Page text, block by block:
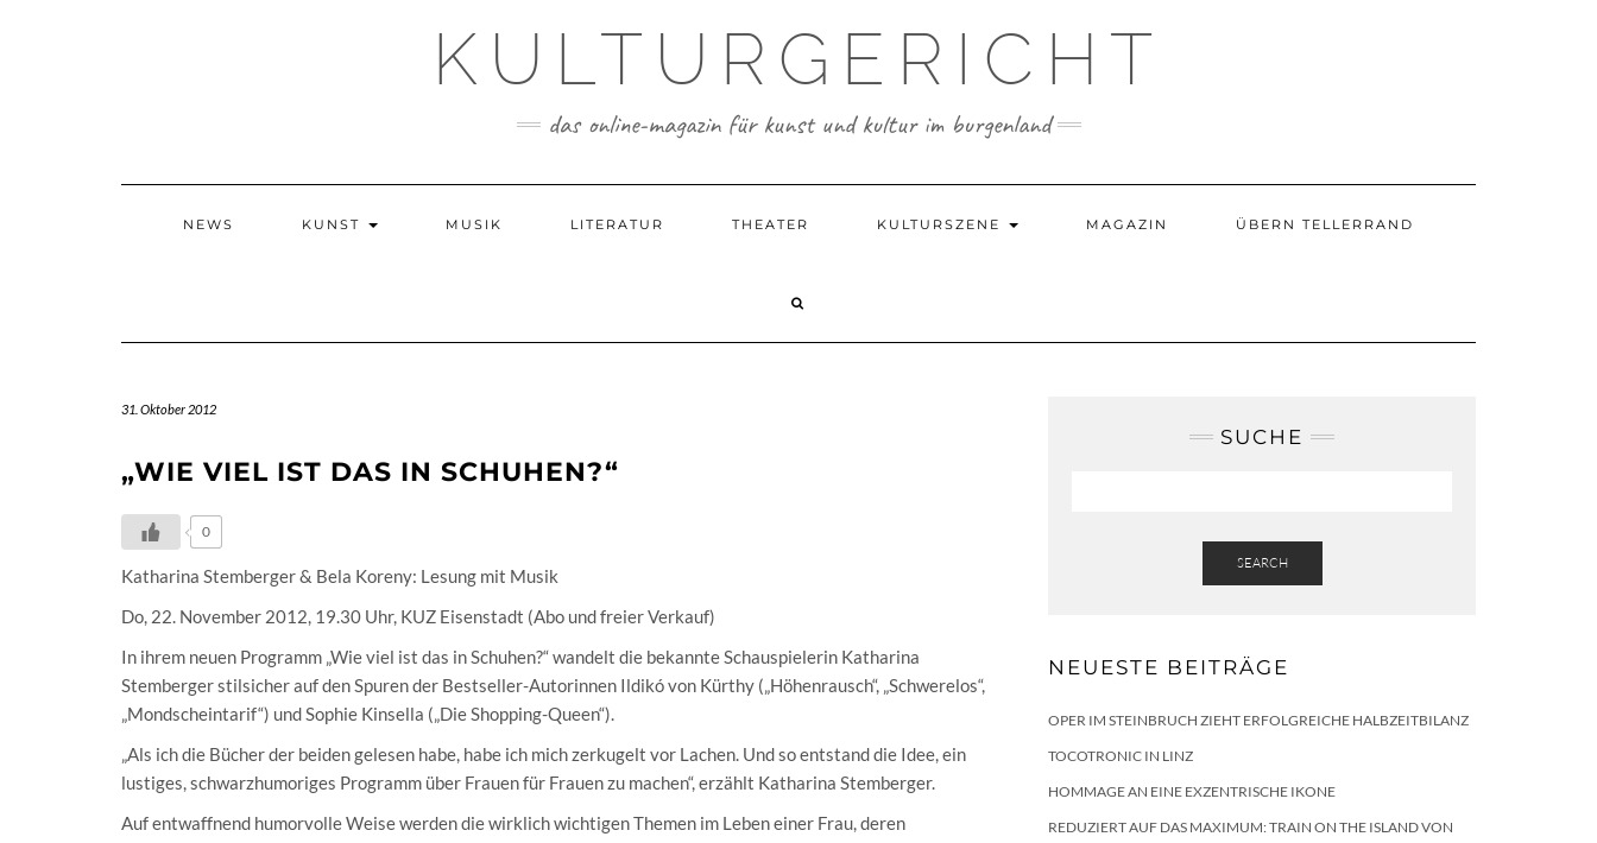
KULTURGERICHT
das online-magazin für kunst und kultur im burgenland
NEWS KUNST MUSIK LITERATUR THEATER KULTURSZENE MAGAZIN ÜBERN TELLERRAND
31. Oktober 2012
„WIE VIEL IST DAS IN SCHUHEN?“
0
Katharina Stemberger & Bela Koreny: Lesung mit Musik
Do, 22. November 2012, 19.30 Uhr, KUZ Eisenstadt (Abo und freier Verkauf)
In ihrem neuen Programm „Wie viel ist das in Schuhen?“ wandelt die bekannte Schauspielerin Katharina
Stemberger stilsicher auf den Spuren der Bestseller-Autorinnen Ildikó von Kürthy („Höhenrausch“, „Schwerelos“,
„Mondscheintarif“) und Sophie Kinsella („Die Shopping-Queen“).
„Als ich die Bücher der beiden gelesen habe, habe ich mich zerkugelt vor Lachen. Und so entstand die Idee, ein
lustiges, schwarzhumoriges Programm über Frauen für Frauen zu machen“, erzählt Katharina Stemberger.
Auf entwaffnend humorvolle Weise werden die wirklich wichtigen Themen im Leben einer Frau, deren
SUCHE
SEARCH
NEUESTE BEITRÄGE
OPER IM STEINBRUCH ZIEHT ERFOLGREICHE HALBZEITBILANZ
TOCOTRONIC IN LINZ
HOMMAGE AN EINE EXZENTRISCHE IKONE
REDUZIERT AUF DAS MAXIMUM: TRAIN ON THE ISLAND VON